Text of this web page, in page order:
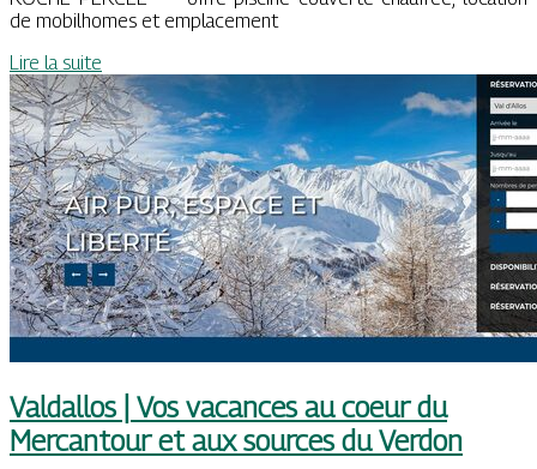
de mobilhomes et emplacement
Lire la suite
Valdallos | Vos vacances au coeur du
Mercantour et aux sources du Verdon